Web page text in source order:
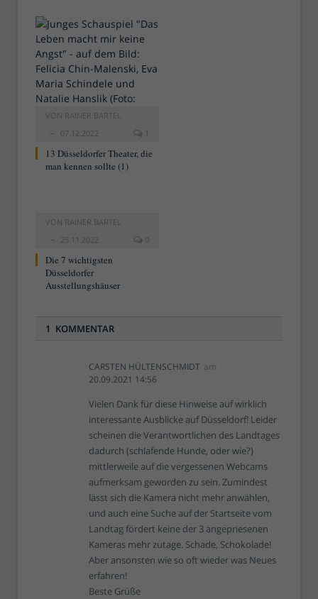
VON RAINER BARTEL
07.12.2022
1
13 Düsseldorfer Theater, die
man kennen sollte (1)
VON RAINER BARTEL
25.11.2022
0
Die 7 wichtigsten
Düsseldorfer
Ausstellungshäuser
1 KOMMENTAR
CARSTEN HÜLTENSCHMIDT am
20.09.2021 14:56
Vielen Dank für diese Hinweise auf wirklich
interessante Ausblicke auf Düsseldorf! Leider
scheinen die Verantwortlichen des Landtages
dadurch (schlafende Hunde, oder wie?)
mittlerweile auf die vergessenen Webcams
aufmerksam geworden zu sein. Zumindest
lässt sich die Kamera nicht mehr anwählen,
und auch eine Suche auf der Startseite vom
Landtag fördert keine der 3 angepriesenen
Kameras mehr zutage. Schade, Schokolade!
Aber ansonsten wie so oft wieder was Neues
erfahren!
Beste Grüße